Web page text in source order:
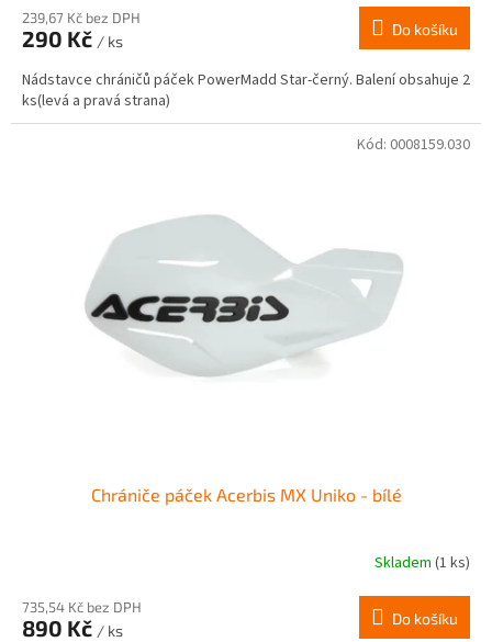
239,67 Kč bez DPH
290 Kč / ks
Do košíku
Nádstavce chráničů páček PowerMadd Star-černý. Balení obsahuje 2
ks(levá a pravá strana)
Chrániče páček Acerbis MX Uniko - bílé
Skladem (1 ks)
735,54 Kč bez DPH
890 Kč / ks
Do košíku
Kód: 0008159.030